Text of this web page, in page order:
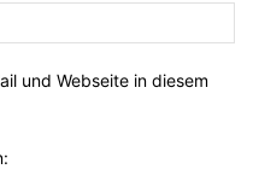
und Webseite in diesem